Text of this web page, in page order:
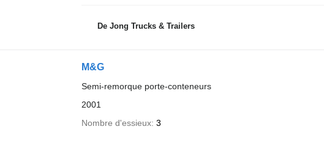
De Jong Trucks & Trailers
M&G
Semi-remorque porte-conteneurs
2001
Nombre d'essieux 3